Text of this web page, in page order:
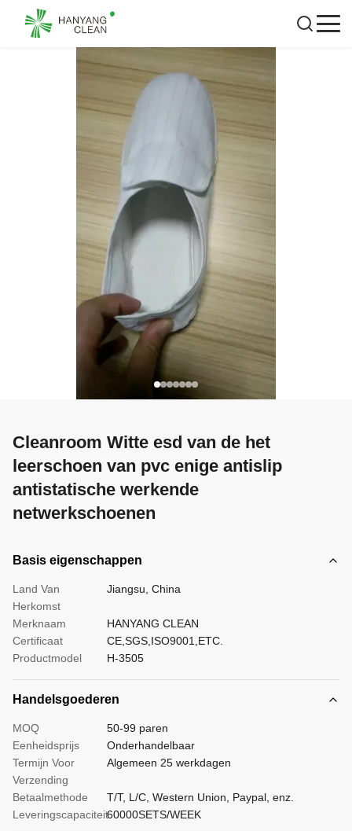
Cleanroom Witte esd van de het
leerschoen van pvc enige antislip
antistatische werkende
netwerkschoenen
Basis eigenschappen
Land Van
Herkomst
Jiangsu, China
Merknaam
HANYANG CLEAN
Certificaat
CE,SGS,ISO9001,ETC.
Productmodel
H-3505
Handelsgoederen
MOQ
50-99 paren
Eenheidsprijs
Onderhandelbaar
Termijn Voor
Verzending
Algemeen 25 werkdagen
Betaalmethode
T/T, L/C, Western Union, Paypal, enz.
Leveringscapaciteit60000SETS/WEEK